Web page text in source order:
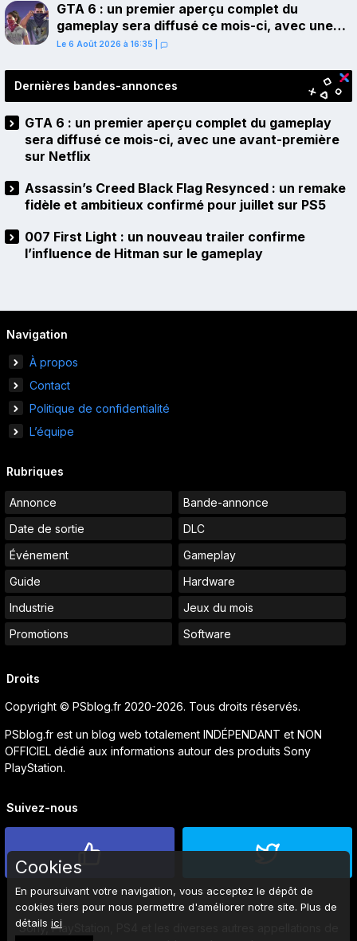
GTA 6 : un premier aperçu complet du
gameplay sera diffusé ce mois-ci, avec une
avant-première sur Netflix
Le 6 Août 2026 à 16:35
Dernières bandes-annonces
GTA 6 : un premier aperçu complet du gameplay
sera diffusé ce mois-ci, avec une avant-première
sur Netflix
Assassin’s Creed Black Flag Resynced : un remake
fidèle et ambitieux confirmé pour juillet sur PS5
007 First Light : un nouveau trailer confirme
l’influence de Hitman sur le gameplay
Navigation
À propos
Contact
Politique de confidentialité
L’équipe
Rubriques
Annonce
Bande-annonce
Date de sortie
DLC
Événement
Gameplay
Guide
Hardware
Industrie
Jeux du mois
Promotions
Software
Droits
Copyright © PSblog.fr 2020-2026. Tous droits réservés.
PSblog.fr est un blog web totalement INDÉPENDANT et NON
OFFICIEL dédié aux informations autour des produits Sony
PlayStation.
Suivez-nous
Sony, PlayStation, PS4 et les diverses autres appellations de
Cookies
En poursuivant votre navigation, vous acceptez le dépôt de
cookies tiers pour nous permettre d'améliorer notre site. Plus de
détails ici